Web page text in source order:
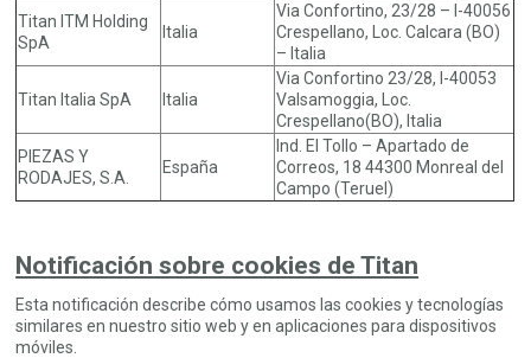
Titan ITM Holding
SpA
Italia
Via Confortino, 23/28 – I-40056
Crespellano, Loc. Calcara (BO)
– Italia
Titan Italia SpA Italia
Via Confortino 23/28, I-40053
Valsamoggia, Loc.
Crespellano(BO), Italia
PIEZAS Y
RODAJES, S.A.
España
Ind. El Tollo – Apartado de
Correos, 18 44300 Monreal del
Campo (Teruel)
Notificación sobre cookies de Titan
Esta notificación describe cómo usamos las cookies y tecnologías
similares en nuestro sitio web y en aplicaciones para dispositivos
móviles.